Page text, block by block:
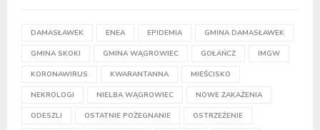
DAMASŁAWEK ENEA EPIDEMIA GMINA DAMASŁAWEK
GMINA SKOKI GMINA WĄGROWIEC GOŁAŃCZ IMGW
KORONAWIRUS KWARANTANNA MIEŚCISKO
NEKROLOGI NIELBA WĄGROWIEC NOWE ZAKAŻENIA
ODESZLI OSTATNIE POŻEGNANIE OSTRZEŻENIE